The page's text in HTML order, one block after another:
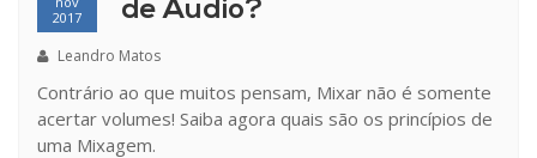
2017
de Áudio?
Leandro Matos
Contrário ao que muitos pensam, Mixar não é somente
acertar volumes! Saiba agora quais são os princípios de
uma Mixagem.